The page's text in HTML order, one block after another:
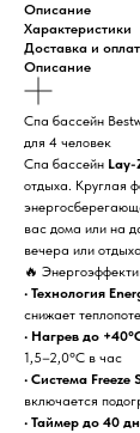
Описание
Характеристики
Доставка и
Описание
Спа бассейн
для 4 человек
Спа бассейн
отдыха. Круглая
вас дома или на
вечера или
🔥
• Технология
снижает
• Нагрев до
1,5–2,0°С в час
• Система Freeze
включается
• Таймер до 40